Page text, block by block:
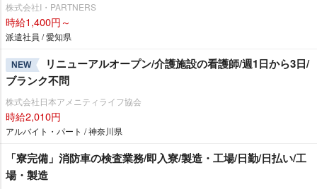
株式会社I・PARTNERS
時給1,400円～
派遣社員 / 愛知県
NEW
リニューアルオープン/介護施設の看護師/週1日から3日/
ブランク不問
株式会社日本アメニティライフ協会
時給2,010円
アルバイト・パート / 神奈川県
「寮完備」消防車の検査業務/即入寮/製造・工場/日勤/日払い/工
場・製造